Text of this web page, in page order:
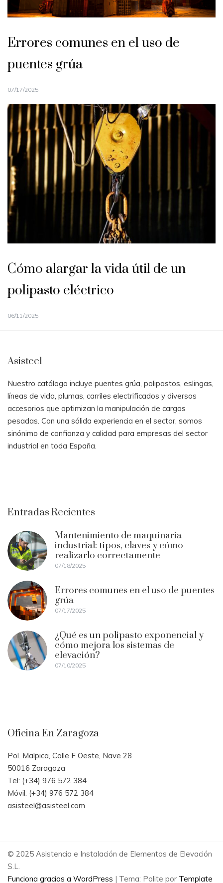
Errores comunes en el uso de
puentes grúa
07/17/2025
Cómo alargar la vida útil de un
polipasto eléctrico
06/11/2025
Asisteel
Nuestro catálogo incluye puentes grúa, polipastos, eslingas,
líneas de vida, plumas, carriles electrificados y diversos
accesorios que optimizan la manipulación de cargas
pesadas. Con una sólida experiencia en el sector, somos
sinónimo de confianza y calidad para empresas del sector
industrial en toda España.
Entradas Recientes
Mantenimiento de maquinaria
industrial: tipos, claves y cómo
realizarlo correctamente
07/18/2025
Errores comunes en el uso de puentes
grúa
07/17/2025
¿Qué es un polipasto exponencial y
cómo mejora los sistemas de
elevación?
07/10/2025
Oficina En Zaragoza
Pol. Malpica, Calle F Oeste, Nave 28
50016 Zaragoza
Tel: (+34) 976 572 384
Móvil: (+34) 976 572 384
asisteel@asisteel.com
© 2025 Asistencia e Instalación de Elementos de Elevación
S.L.
Funciona gracias a WordPress | Tema: Polite por Template